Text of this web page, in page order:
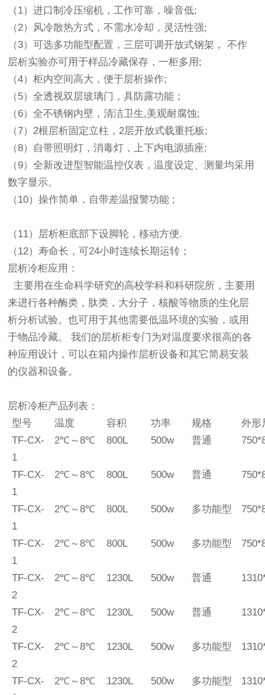
（1）进口制冷压缩机，工作可靠，噪音低;
（2）风冷散热方式，不需水冷却，灵活性强;
（3）可选多功能型配置，三层可调开放式钢架， 不作
层析实验亦可用于样品冷藏保存，一柜多用;
（4）柜内空间高大，便于层析操作;
（5）全透视双层玻璃门，具防露功能；
（6）全不锈钢内壁，清洁卫生,美观耐腐蚀;
（7）2根层析固定立柱，2层开放式载重托板;
（8）自带照明灯，消毒灯，上下内电源插座;
（9）全新改进型智能温控仪表，温度设定、测量均采用
数字显示。
（10）操作简单，自带差温报警功能 ;
（11）层析柜底部下设脚轮，移动方便.
（12）寿命长，可24小时连续长期运转；
层析冷柜应用：
主要用在生命科学研究的高校学科和科研院所，主要用
来进行各种酶类，肽类，大分子，核酸等物质的生化层
析分析试验。也可用于其他需要低温环境的实验，或用
于物品冷藏。 我们的层析柜专门为对温度要求很高的各
种应用设计，可以在箱内操作层析设备和其它简易安装
的仪器和设备。
层析冷柜产品列表：
型号
温度 容积 功率 规格
外形
TF-CX-
1
2℃～8℃ 800L 500w 普通
TF-CX-
1
2℃～8℃ 800L 500w 普通
TF-CX-
1
2℃～8℃ 800L 500w 多功能型
TF-CX-
1
2℃～8℃ 800L 500w 多功能型
TF-CX-
2
2℃～8℃ 1230L 500w 普通
TF-CX-
2
2℃～8℃ 1230L 500w 普通
TF-CX-
2
2℃～8℃ 1230L 500w 多功能型
TF-CX-
2℃～8℃ 1230L 500w 多功能型